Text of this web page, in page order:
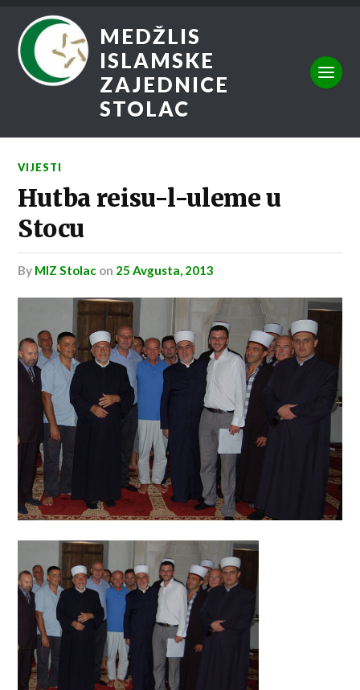
MEDŽLIS
ISLAMSKE
ZAJEDNICE
STOLAC
VIJESTI
Hutba reisu-l-uleme u
Stocu
by MIZ Stolac on 25 Avgusta, 2013